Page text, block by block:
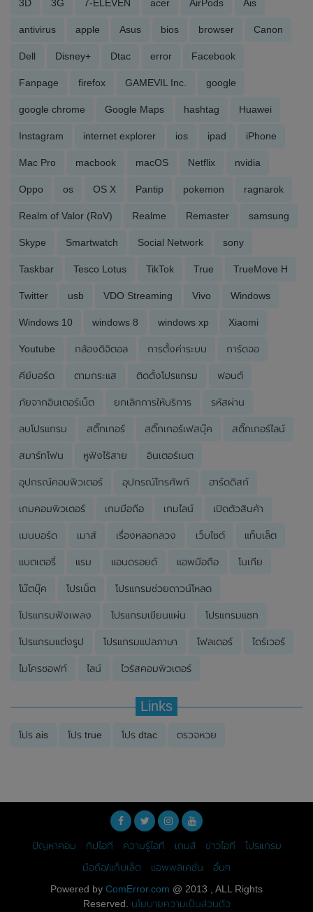
3D 3G 7-ELEVEN acer AirPods Ais
antivirus apple Asus bios browser Canon
Dell Disney+ Dtac error Facebook
Fanpage firefox GAMEVIL Inc. google
google chrome Google Maps hashtag Huawei
Instagram internet explorer ios ipad iPhone
Mac Pro macbook macOS Netflix nvidia
Oppo os OS X Pantip pokemon ragnarok
Realm of Valor (RoV) Realme Remaster samsung
Skype Smartwatch Social Network sony
Taskbar Tesco Lotus TikTok True TrueMove H
Twitter usb VDO Streaming Vivo Windows
Windows 10 windows 8 windows xp Xiaomi
Youtube กล้องดิจิตอล การตั้งค่าระบบ การ์ดจอ
คีย์บอร์ด ตามกระแส ติดตั้งโปรแกรม ฟอนต์
ภัยจากอินเตอร์เน็ต ยกเลิกการให้บริการ รหัสผ่าน
ลบโปรแกรม สติ๊กเกอร์ สติ๊กเกอร์เฟสบุ๊ค สติ๊กเกอร์ไลน์
สมาร์ทโฟน หูฟังไร้สาย อินเตอร์เนต
อุปกรณ์คอมพิวเตอร์ อุปกรณ์โทรศัพท์ ฮาร์ดดิสก์
เกมคอมพิวเตอร์ เกมมือถือ เกมไลน์ เปิดตัวสินค้า
เมนบอร์ด เมาส์ เรื่องหลอกลวง เว็บไซต์ แท็บเล็ต
แบตเตอรี่ แรม แอนดรอยด์ แอพมือถือ โนเกีย
โน๊ตบุ๊ค โปรเน็ต โปรแกรมช่วยดาวน์โหลด
โปรแกรมฟังเพลง โปรแกรมเขียนแผ่น โปรแกรมแชท
โปรแกรมแต่งรูป โปรแกรมแปลภาษา โฟลเดอร์ ไดร์เวอร์
ไมโครซอฟท์ ไลน์ ไวรัสคอมพิวเตอร์
Links
โปร ais โปร true โปร dtac ตรวจหวย
ปัญหาคอม ทิปไอที ความรู้ไอที เกมส์ ข่าวไอที
โปรแกรม
มือถือ/แท็บเล็ต
แอพพลิเคชั่น
อื่นๆ
Powered by ComError.com @ 2013 , ALL Rights
Reserved. นโยบายความเป็นส่วนตัว